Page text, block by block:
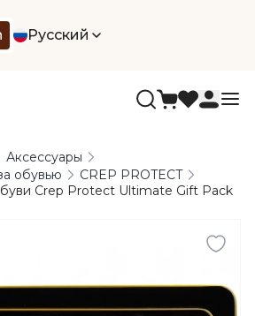
Русский
Аксессуары
обувью
CREP PROTECT
Crep Protect Ultimate Gift Pack